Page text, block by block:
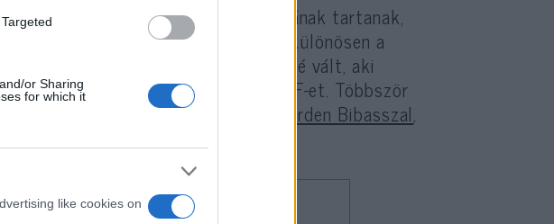
or Sharing
for which it
like cookies on
metal zene egyik kiemelkedő alakjának tartanak,
Az elmúlt években – és különösen a
a világ egyik legismertebb zenészévé vált, aki
támogatja Izraelt és az IDF-et. Többször
családjaival, kapcsolatba lépett Jarden Bibasszal,
és eltemette a családját.